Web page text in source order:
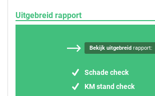
Uitgebreid rapport
Bekijk uitgebreid rapport:
Schade check
KM stand check